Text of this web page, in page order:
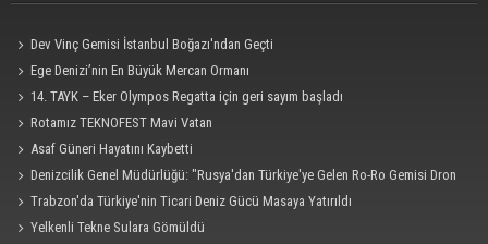
Dev Vinç Gemisi İstanbul Boğazı'ndan Geçti
Ege Denizi’nin En Büyük Mercan Ormanı
14. TAYK – Eker Olympos Regatta için geri sayım başladı
Rotamız TEKNOFEST Mavi Vatan
Asaf Güneri Hayatını Kaybetti
Denizcilik Genel Müdürlüğü: "Rusya'dan Türkiye'ye Gelen Ro-Ro Gemisi Dron
Saldırısına Uğradı"
Trabzon'da Türkiye'nin Ticari Deniz Gücü Masaya Yatırıldı
Yelkenli Tekne Sulara Gömüldü